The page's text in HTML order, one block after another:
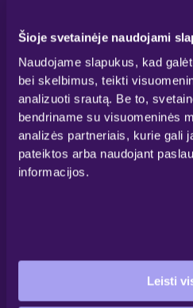
Šioje svetainėje naudojami
Naudojame slapukus, kad
bei skelbimus, teikti
analizuoti srautą. Be to,
bendriname su visuomeninės
analizės partneriais, kurie gali
pateiktos arba naudojant
informacijos.
Leisti